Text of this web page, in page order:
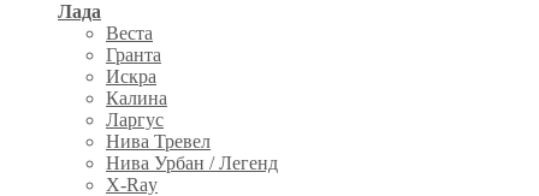
Лада
Веста
Гранта
Искра
Калина
Ларгус
Нива Тревел
Нива Урбан / Легенд
X-Ray